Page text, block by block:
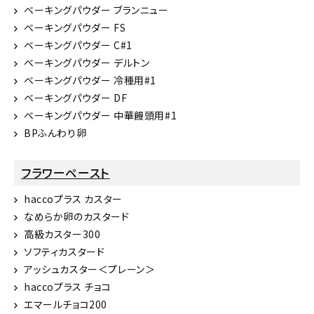
ベーキングパウダー ブランニュー
ベーキングパウダー FS
ベーキングパウダー C#1
ベーキングパウダー デルトン
ベーキングパウダー 冷種用#1
ベーキングパウダー DF
ベーキングパウダー 中華饅頭用#1
BPふんわり卵
フラワーペースト
haccoプラス カスター
なめらか卵のカスタード
高級カスター300
ソフティカスタード
アッシュカスター＜プレーン＞
haccoプラス チョコ
エマールチョコ200